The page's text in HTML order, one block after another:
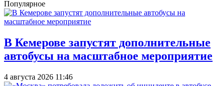
Популярное
В Кемерове запустят дополнительные
автобусы на масштабное мероприятие
4 августа 2026 11:46